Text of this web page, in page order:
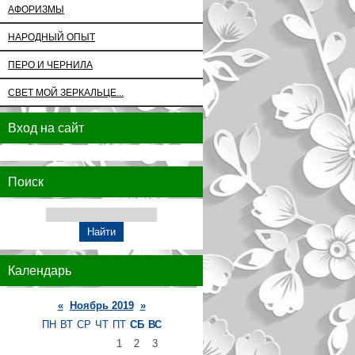
АФОРИЗМЫ
НАРОДНЫЙ ОПЫТ
ПЕРО И ЧЕРНИЛА
СВЕТ МОЙ ЗЕРКАЛЬЦЕ...
Вход на сайт
Поиск
Календарь
« Ноябрь 2019 »
ПН ВТ СР ЧТ ПТ СБ ВС
1
2 3